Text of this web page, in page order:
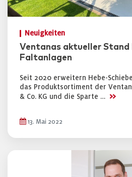
Neuigkeiten
Ventanas aktueller Stand
Faltanlagen
Seit 2020 erweitern Hebe-
das Produktsortiment der
& Co. KG und die Sparte … >>
13. Mai 2022